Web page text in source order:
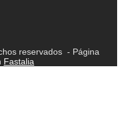
reservados - Página
Fastalia